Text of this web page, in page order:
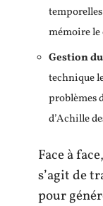
mémoire le
Gestion du
technique
problèmes
d’Achille
Face à
s’agit de
pour